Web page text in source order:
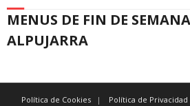
MENUS DE FIN DE
ALPUJARRA
Política de Cookies Política de Privacidad